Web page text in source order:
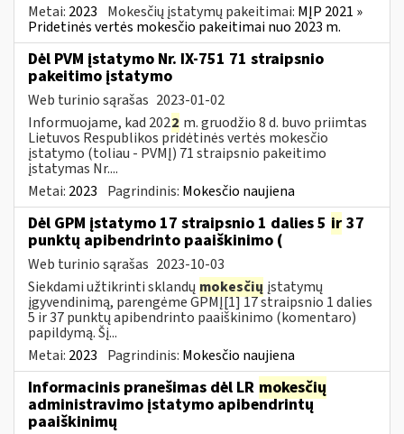
Metai: 2023 Mokesčių įstatymų pakeitimai: MĮP 2021 »
Pridetinės vertės mokesčio pakeitimai nuo 2023 m.
Dėl PVM įstatymo Nr. IX-751 71 straipsnio
pakeitimo įstatymo
Web turinio sąrašas 2023-01-02
Informuojame, kad 2022 m. gruodžio 8 d. buvo priimtas
Lietuvos Respublikos pridėtinės vertės mokesčio
įstatymo (toliau ­- PVMĮ) 71 straipsnio pakeitimo
įstatymas Nr....
Metai: 2023 Pagrindinis: Mokesčio naujiena
Dėl GPM įstatymo 17 straipsnio 1 dalies 5 ir 37
punktų apibendrinto paaiškinimo (
Web turinio sąrašas 2023-10-03
Siekdami užtikrinti sklandų mokesčių įstatymų
įgyvendinimą, parengėme GPMĮ[1] 17 straipsnio 1 dalies
5 ir 37 punktų apibendrinto paaiškinimo (komentaro)
papildymą. Šį...
Metai: 2023 Pagrindinis: Mokesčio naujiena
Informacinis pranešimas dėl LR mokesčių
administravimo įstatymo apibendrintų
paaiškinimų